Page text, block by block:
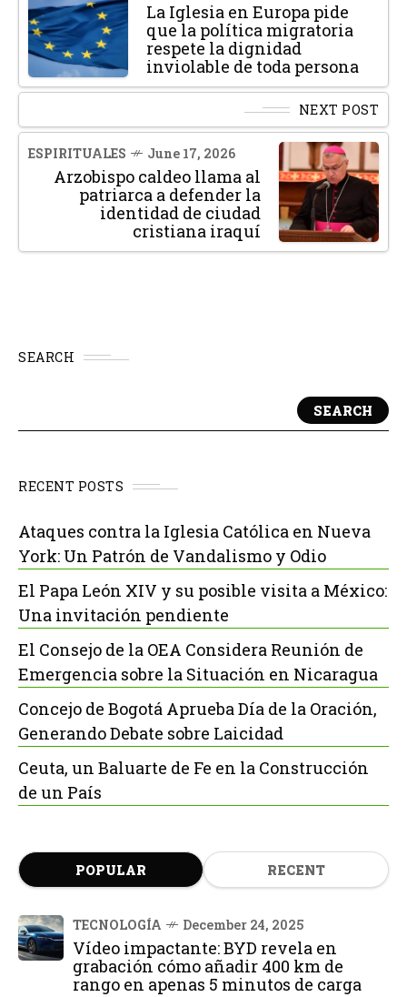
La Iglesia en Europa pide
que la política migratoria
respete la dignidad
inviolable de toda persona
NEXT POST
ESPIRITUALES June 17, 2026
Arzobispo caldeo llama al
patriarca a defender la
identidad de ciudad
cristiana iraquí
SEARCH
SEARCH
RECENT POSTS
Ataques contra la Iglesia Católica en Nueva
York: Un Patrón de Vandalismo y Odio
El Papa León XIV y su posible visita a México:
Una invitación pendiente
El Consejo de la OEA Considera Reunión de
Emergencia sobre la Situación en Nicaragua
Concejo de Bogotá Aprueba Día de la Oración,
Generando Debate sobre Laicidad
Ceuta, un Baluarte de Fe en la Construcción
de un País
POPULAR RECENT
TECNOLOGÍA December 24, 2025
Vídeo impactante: BYD revela en
grabación cómo añadir 400 km de
rango en apenas 5 minutos de carga